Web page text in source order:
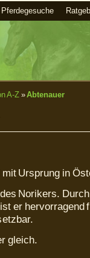
Pferdegesuche
A-Z»Abtenauer
Ursprung in
Norikers.
er hervorragend
gleich.